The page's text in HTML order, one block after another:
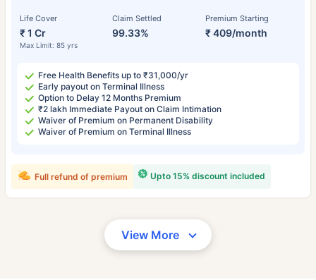
Life Cover
₹ 1 Cr
Max Limit: 85 yrs
Claim Settled
99.33%
Premium Starting
₹ 409/month
Free Health Benefits up to ₹31,000/yr
Early payout on Terminal Illness
Option to Delay 12 Months Premium
₹2 lakh Immediate Payout on Claim Intimation
Waiver of Premium on Permanent Disability
Waiver of Premium on Terminal Illness
Upto 15% discount included
Full refund of premium
View More